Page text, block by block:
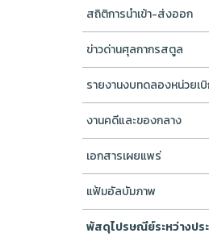
สถิติการนำเข้า-ส่งออก
ข่าวด่านศุลกากรสตูล
รายงานงบทดลองหน่วยเ
งานคดีและของกลาง
เอกสารเผยแพร่
แฟ้มอัลบัมภาพ
พัสดุไปรษณีย์ระหว่างปร